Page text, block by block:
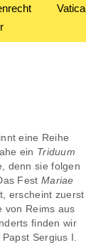
eine Reihe
ein Triduum
denn sie folgen
Fest Mariae
erscheint zuerst
von Reims aus
finden wir
Sergius I.